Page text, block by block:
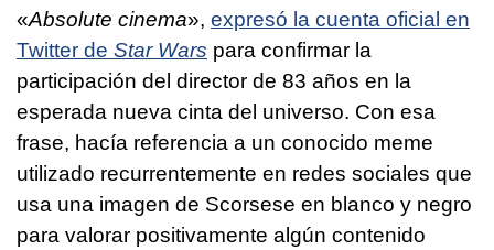
«Absolute cinema», expresó la cuenta oficial en
Twitter de Star Wars para confirmar la
participación del director de 83 años en la
esperada nueva cinta del universo. Con esa
frase, hacía referencia a un conocido meme
utilizado recurrentemente en redes sociales que
usa una imagen de Scorsese en blanco y negro
para valorar positivamente algún contenido